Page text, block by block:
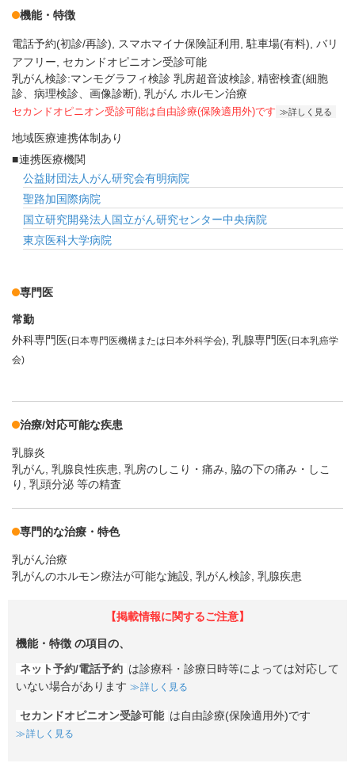
機能・特徴
電話予約(初診/再診) スマホマイナ保険証利用 駐車場(有料) バリ
アフリー
セカンドオピニオン受診可能
乳がん検診:マンモグラフィ検診 乳房超音波検診, 精密検査(細胞
診、病理検診、画像診断), 乳がん ホルモン治療
セカンドオピニオン受診可能は自由診療(保険適用外)です 詳しく見る
地域医療連携体制あり
連携医療機関
公益財団法人がん研究会有明病院
聖路加国際病院
国立研究開発法人国立がん研究センター中央病院
東京医科大学病院
専門医
常勤
外科専門医(日本専門医機構または日本外科学会) 乳腺専門医(日本乳癌学
会)
治療/対応可能な疾患
乳腺炎
乳がん, 乳腺良性疾患, 乳房のしこり・痛み, 脇の下の痛み・しこ
り, 乳頭分泌 等の精査
専門的な治療・特色
乳がん治療
乳がんのホルモン療法が可能な施設, 乳がん検診, 乳腺疾患
【掲載情報に関するご注意】
機能・特徴 の項目の、
ネット予約/電話予約 は診療科・診療日時等によっては対応して
いない場合があります
詳しく見る
セカンドオピニオン受診可能 は自由診療(保険適用外)です
詳しく見る